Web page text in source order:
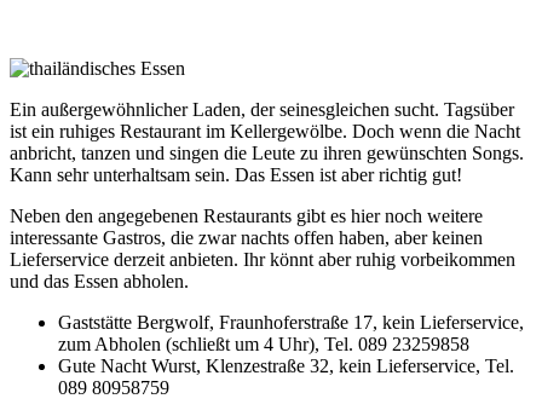
Ein außergewöhnlicher Laden, der seinesgleichen sucht. Tagsüber
ist ein ruhiges Restaurant im Kellergewölbe. Doch wenn die Nacht
anbricht, tanzen und singen die Leute zu ihren gewünschten Songs.
Kann sehr unterhaltsam sein. Das Essen ist aber richtig gut!
Neben den angegebenen Restaurants gibt es hier noch weitere
interessante Gastros, die zwar nachts offen haben, aber keinen
Lieferservice derzeit anbieten. Ihr könnt aber ruhig vorbeikommen
und das Essen abholen.
Gaststätte Bergwolf, Fraunhoferstraße 17, kein Lieferservice,
zum Abholen (schließt um 4 Uhr), Tel. 089 23259858
Gute Nacht Wurst, Klenzestraße 32, kein Lieferservice, Tel.
089 80958759